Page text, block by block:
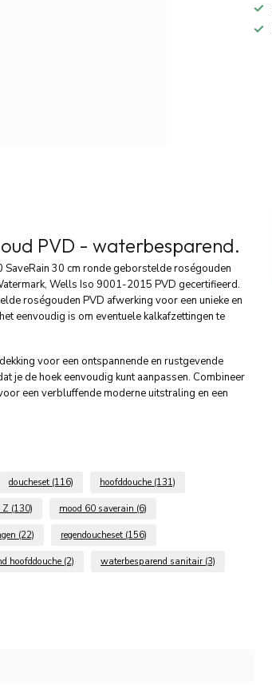
PVD - waterbesparend.
30 cm ronde geborstelde roségouden
Wells Iso 9001-2015 PVD gecertifieerd.
roségouden PVD afwerking voor een unieke en
eenvoudig is om eventuele kalkafzettingen te
voor een ontspannende en rustgevende
je de hoek eenvoudig kunt aanpassen. Combineer
een verbluffende moderne uitstraling en een
doucheset (116) hoofddouche (131)
Z (130) mood 60 saverain (6)
(22) regendoucheset (156)
hoofddouche (2) waterbesparend sanitair (3)